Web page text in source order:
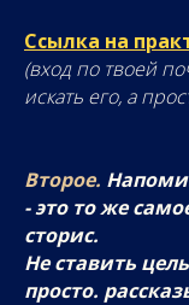
Ссылка на
(вход по твоей
искать его, а
Второе.
- это то же
сторис.
Не ставить
просто.